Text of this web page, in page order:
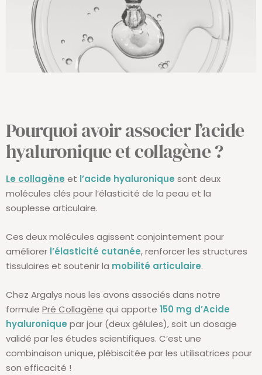
Pourquoi avoir associer l’acide
hyaluronique et collagène ?
Le collagène et l’acide hyaluronique sont deux
molécules clés pour l’élasticité de la peau et la
souplesse articulaire.
Ces deux molécules agissent conjointement pour
améliorer l’élasticité cutanée, renforcer les structures
tissulaires et soutenir la mobilité articulaire.
Chez Argalys nous les avons associés dans notre
formule Pré Collagène qui apporte 150 mg d’Acide
hyaluronique par jour (deux gélules), soit un dosage
validé par les études scientifiques. C’est une
combinaison unique, plébiscitée par les utilisatrices pour
son efficacité !